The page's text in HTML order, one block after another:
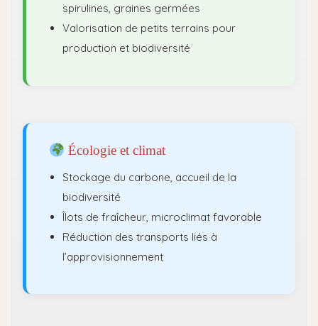
spirulines, graines germées
Valorisation de petits terrains pour
production et biodiversité
Écologie et climat
Stockage du carbone, accueil de la
biodiversité
Îlots de fraîcheur, microclimat favorable
Réduction des transports liés à
l’approvisionnement